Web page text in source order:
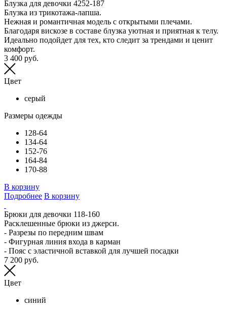
Блузка для девочки 4252-187
Блузка из трикотажа-лапша.
Нежная и романтичная модель с открытыми плечами.
Благодаря вискозе в составе блузка уютная и приятная к телу.
Идеально подойдет для тех, кто следит за трендами и ценит
комфорт.
3 400 руб.
Цвет
серый
Размеры одежды
128-64
134-64
152-76
164-84
170-88
В корзину
Подробнее В корзину
Брюки для девочки 118-160
Расклешенные брюки из джерси.
- Разрезы по передним швам
- Фигурная линия входа в карман
- Пояс с эластичной вставкой для лучшей посадки
7 200 руб.
Цвет
синий